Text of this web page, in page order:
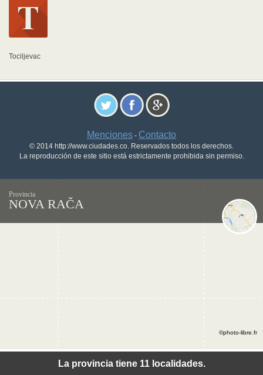
Tociljevac
Menciones - Contacto
© 2014 http://www.ciudades.co. Reservados todos los derechos.
La reproducción de este sitio está estrictamente prohibida sin permiso.
Provincia
NOVA RAČA
La provincia tiene 11 localidades.
©photo-libre.fr